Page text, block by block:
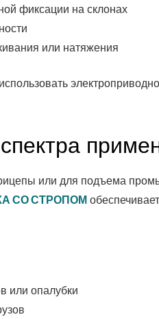
фиксации на склонах
или натяжения
или для подъема
СО СТРОПОМ
или опалубки